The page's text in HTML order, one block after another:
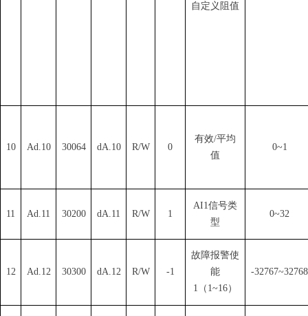
自定义阻值
10 Ad.10 30064 dA.10 R/W 0
有效/平均
值
0~1
11 Ad.11 30200 dA.11 R/W 1
AI1信号类
型
0~32
12 Ad.12 30300 dA.12 R/W -1
故障报警使
能
1 （ 1~16）
-32767~32768